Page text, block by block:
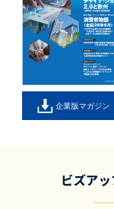
企業版マガジン
ビズア